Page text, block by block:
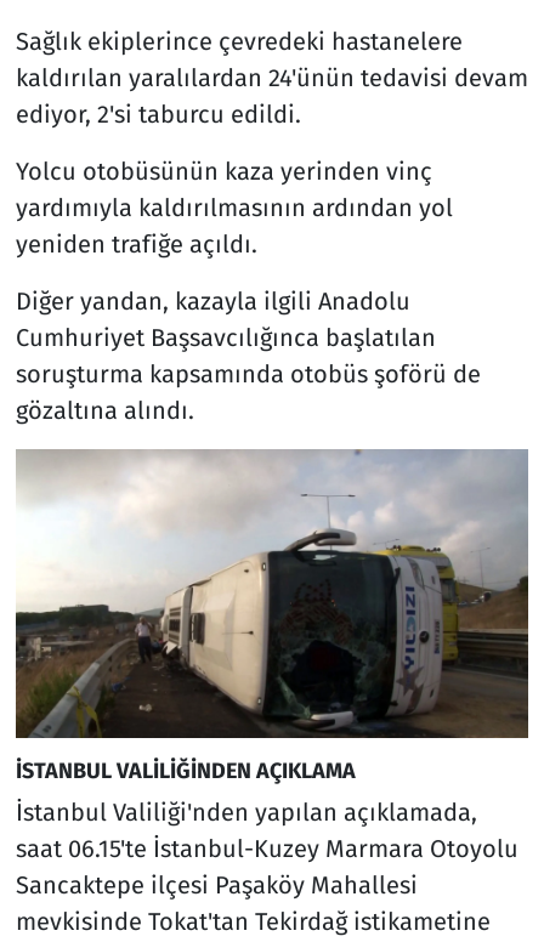
Sağlık ekiplerince çevredeki hastanelere
kaldırılan yaralılardan 24'ünün tedavisi devam
ediyor, 2'si taburcu edildi.
Yolcu otobüsünün kaza yerinden vinç
yardımıyla kaldırılmasının ardından yol
yeniden trafiğe açıldı.
Diğer yandan, kazayla ilgili Anadolu
Cumhuriyet Başsavcılığınca başlatılan
soruşturma kapsamında otobüs şoförü de
gözaltına alındı.
İSTANBUL VALİLİĞİNDEN AÇIKLAMA
İstanbul Valiliği'nden yapılan açıklamada,
saat 06.15'te İstanbul-Kuzey Marmara Otoyolu
Sancaktepe ilçesi Paşaköy Mahallesi
mevkisinde Tokat'tan Tekirdağ istikametine